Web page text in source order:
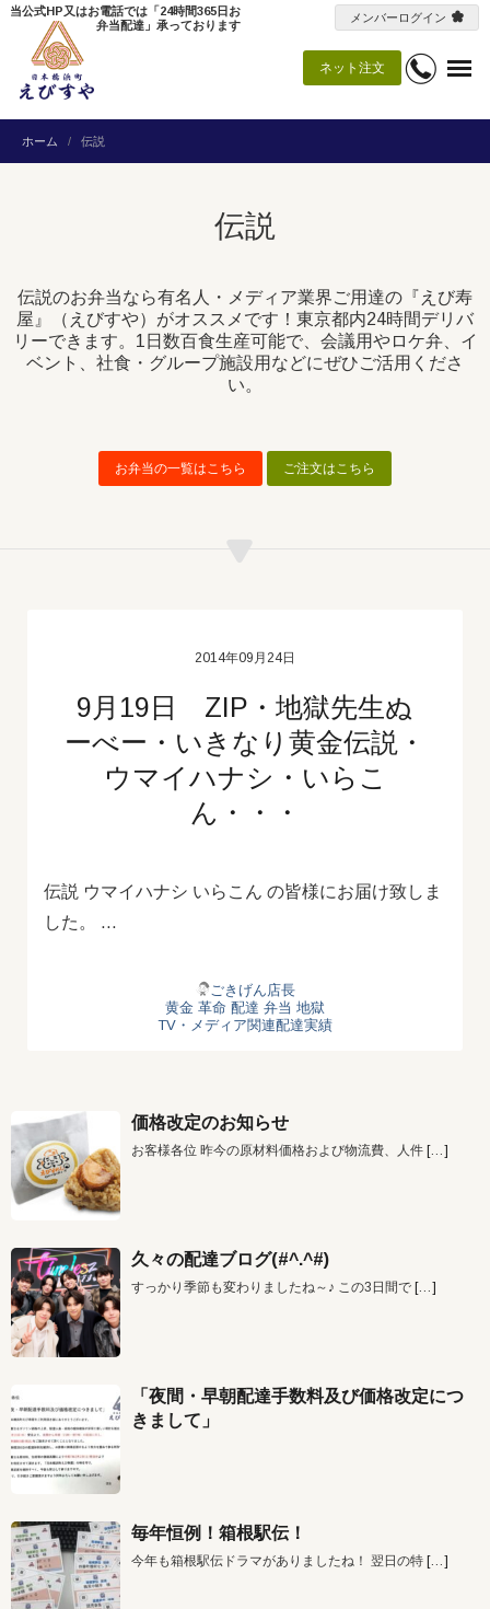
ネット注文
当公式HP又はお電話では「24時間365日お
弁当配達」承っております
メンバーログイン
ホーム 伝説
伝説
伝説のお弁当なら有名人・メディア業界ご用達の『えび寿
屋』（えびすや）がオススメです！東京都内24時間デリバ
リーできます。1日数百食生産可能で、会議用やロケ弁、イ
ベント、社食・グループ施設用などにぜひご活用くださ
い。
お弁当の一覧はこちら ご注文はこちら
2014年09月24日
9月19日 ZIP・地獄先生ぬ
ーべー・いきなり黄金伝説・
ウマイハナシ・いらこ
ん・・・
伝説 ウマイハナシ いらこん の皆様にお届け致しま
した。 …
ごきげん店長
黄金 革命 配達 弁当 地獄
TV・メディア関連配達実績
価格改定のお知らせ
お客様各位 昨今の原材料価格および物流費、人件 […]
久々の配達ブログ(#^.^#)
すっかり季節も変わりましたね～♪ この3日間で […]
「夜間・早朝配達手数料及び価格改定につ
きまして」
毎年恒例！箱根駅伝！
今年も箱根駅伝ドラマがありましたね！ 翌日の特 […]